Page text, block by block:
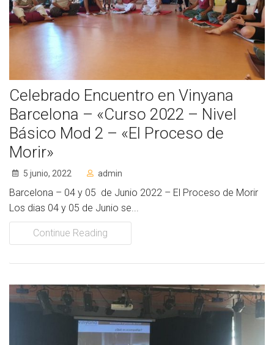
Celebrado Encuentro en Vinyana
Barcelona – «Curso 2022 – Nivel
Básico Mod 2 – «El Proceso de
Morir»
5 junio, 2022 admin
Barcelona – 04 y 05 de Junio 2022 – El Proceso de Morir
Los dias 04 y 05 de Junio se...
Continue Reading